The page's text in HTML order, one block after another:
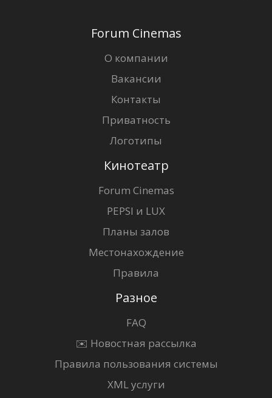
Forum Cinemas
О компании
Вакансии
Контакты
Приватность
Логотипы
Кинотеатр
Forum Cinemas
PEPSI и LUX
Планы залов
Местонахождение
Правила
Разное
FAQ
✉️ Новостная рассылка
Правила пользования системы
XML услуги